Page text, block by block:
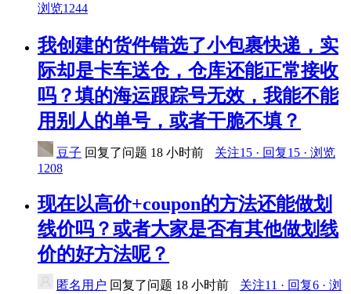
浏览1244
我创建的货件错选了小包裹快递，实
际却是卡车送仓，仓库还能正常接收
吗？填的海运跟踪号无效，我能不能
用别人的单号，或者干脆不填？
豆子 回复了问题 18 小时前
关注15 · 回复15 · 浏览
1208
现在以高价+coupon的方法还能做划
线价吗？或者大家是否有其他做划线
价的好方法呢？
匿名用户 回复了问题 18 小时前
关注11 · 回复6 · 浏